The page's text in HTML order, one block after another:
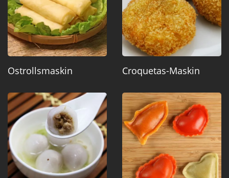
Ostrollsmaskin Croquetas-Maskin